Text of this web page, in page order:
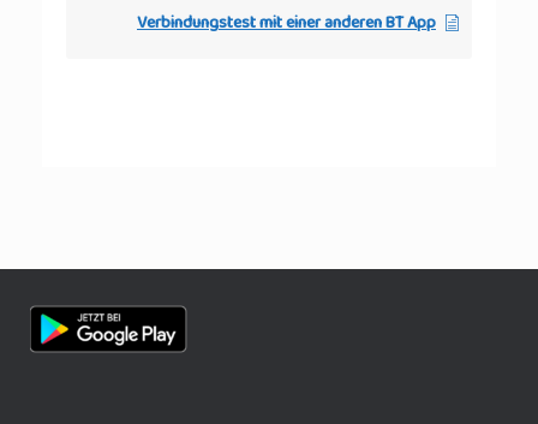
Verbindungstest mit einer anderen BT App